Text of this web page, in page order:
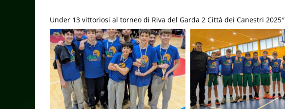
Under 13 vittoriosi al torneo di Riva del Garda 2 Città dei Canestri 2025″